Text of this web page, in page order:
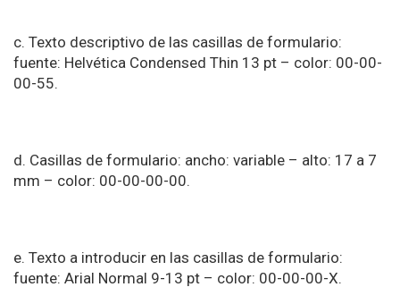
c. Texto descriptivo de las casillas de formulario:
fuente: Helvética Condensed Thin 13 pt – color: 00-00-
00-55.
d. Casillas de formulario: ancho: variable – alto: 17 a 7
mm – color: 00-00-00-00.
e. Texto a introducir en las casillas de formulario:
fuente: Arial Normal 9-13 pt – color: 00-00-00-X.